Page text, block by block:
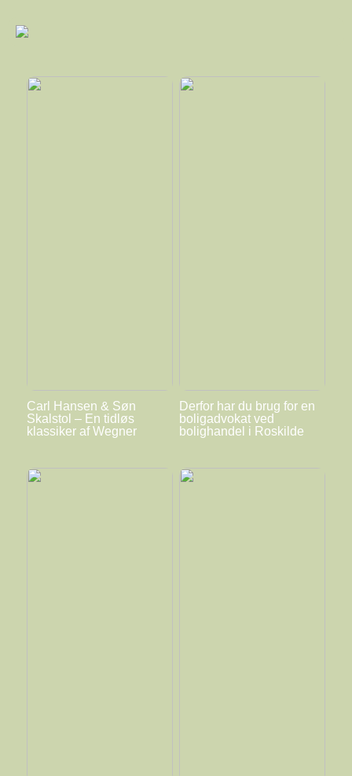
Carl Hansen & Søn
Skalstol – En tidløs
klassiker af Wegner
Derfor har du brug for en
boligadvokat ved
bolighandel i Roskilde